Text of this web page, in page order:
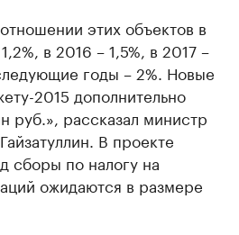
этих объектов в
в 2016 – 1,5%, в 2017 –
годы – 2%. Новые
2015 дополнительно
руб.», рассказал министр
В проекте
сборы по налогу на
ожидаются в размере